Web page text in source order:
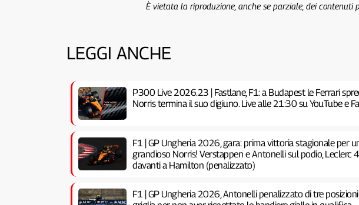
È vietata la riproduzione, anche se parziale, dei
LEGGI ANCHE
P300 Live 2026.23 | Fastlane, F1: a Budapest le Ferrari
Norris termina il suo digiuno. Live alle 21:30 su YouTube e
F1 | GP Ungheria 2026, gara: prima vittoria stagionale per
grandioso Norris! Verstappen e Antonelli sul podio, Leclerc
davanti a Hamilton (penalizzato)
F1 | GP Ungheria 2026, Antonelli penalizzato di tre